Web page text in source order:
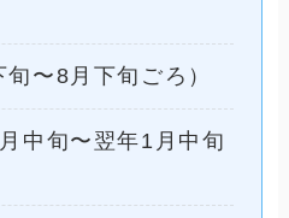
〜8月下旬ごろ）
中旬〜翌年1月中旬